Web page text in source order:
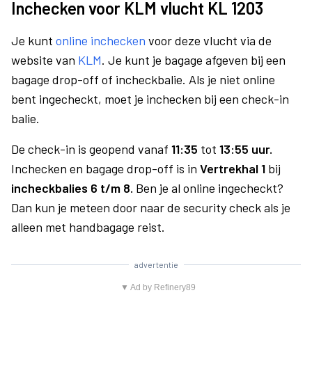
Inchecken voor KLM vlucht KL 1203
Je kunt online inchecken voor deze vlucht via de
website van KLM. Je kunt je bagage afgeven bij een
bagage drop-off of incheckbalie. Als je niet online
bent ingecheckt, moet je inchecken bij een check-in
balie.
De check-in is geopend vanaf 11:35 tot 13:55 uur.
Inchecken en bagage drop-off is in Vertrekhal 1 bij
incheckbalies 6 t/m 8. Ben je al online ingecheckt?
Dan kun je meteen door naar de security check als je
alleen met handbagage reist.
advertentie
▼ Ad by Refinery89